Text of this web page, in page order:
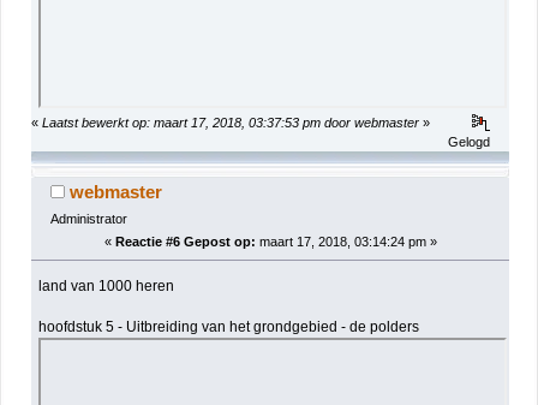
« Laatst bewerkt op: maart 17, 2018, 03:37:53 pm door webmaster »
Gelogd
webmaster
Administrator
« Reactie #6 Gepost op: maart 17, 2018, 03:14:24 pm »
land van 1000 heren
hoofdstuk 5 - Uitbreiding van het grondgebied - de polders